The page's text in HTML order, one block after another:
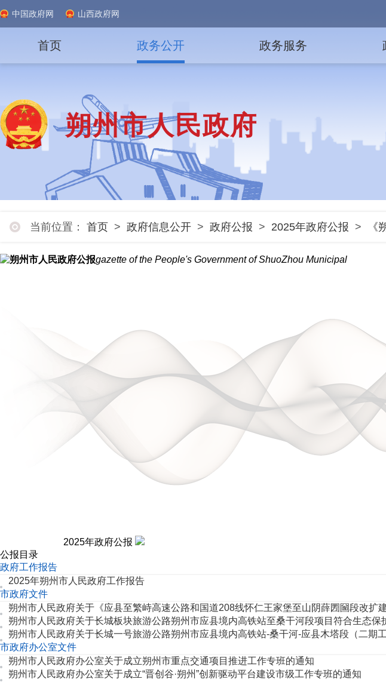
中国政府网 山西政府网
首页 政务公开 政务服务
朔州市人民政府
当前位置： 首页 > 政府信息公开 > 政府公报 > 2025年政府公报 > 《
朔州市人民政府公报gazette of the People's Government of ShuoZhou Municipal
2025年政府公报
公报目录
政府工作报告
2025年朔州市人民政府工作报告
市政府文件
朔州市人民政府关于《应县至繁峙高速公路和国道208线怀仁王家堡至山阴薛圐圙段改扩
朔州市人民政府关于长城板块旅游公路朔州市应县境内高铁站至桑干河段项目符合生态
朔州市人民政府关于长城一号旅游公路朔州市应县境内高铁站-桑干河-应县木塔段（二期
市政府办公室文件
朔州市人民政府办公室关于成立朔州市重点交通项目推进工作专班的通知
朔州市人民政府办公室关于成立“晋创谷·朔州”创新驱动平台建设市级工作专班的通知